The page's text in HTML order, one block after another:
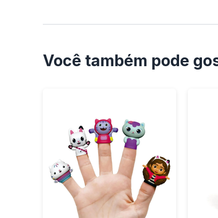
Você também pode